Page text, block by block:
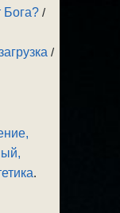
Бога? /
/
.